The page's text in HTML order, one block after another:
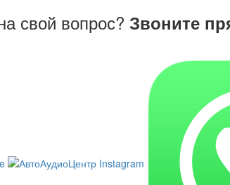
свой вопрос? Звоните